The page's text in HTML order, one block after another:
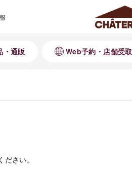
・通販 Web予約・店舗受取
さい。